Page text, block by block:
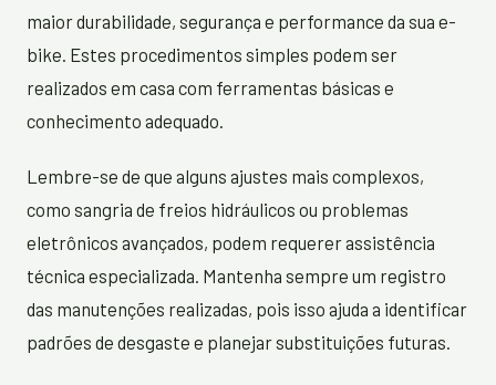
maior durabilidade, segurança e performance da sua e-
bike. Estes procedimentos simples podem ser
realizados em casa com ferramentas básicas e
conhecimento adequado.
Lembre-se de que alguns ajustes mais complexos,
como sangria de freios hidráulicos ou problemas
eletrônicos avançados, podem requerer assistência
técnica especializada. Mantenha sempre um registro
das manutenções realizadas, pois isso ajuda a identificar
padrões de desgaste e planejar substituições futuras.